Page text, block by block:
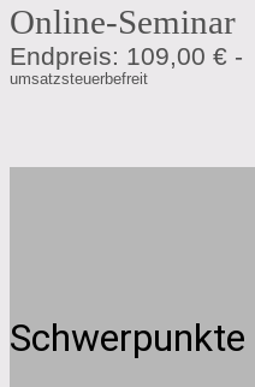
Online-Seminar
Endpreis: 109,00 € -
umsatzsteuerbefreit
Schwerpunkte